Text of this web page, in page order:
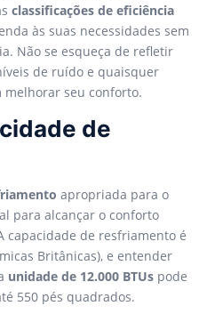
classificações de eficiência
às suas necessidades sem
Não se esqueça de refletir
de ruído e quaisquer
melhorar seu conforto.
de
apropriada para o
para alcançar o conforto
capacidade de resfriamento é
Britânicas), e entender
unidade de 12.000 BTUs pode
550 pés quadrados.